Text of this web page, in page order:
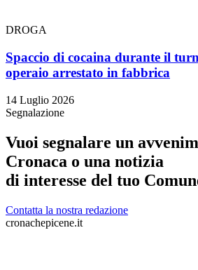
DROGA
Spaccio di cocaina durante il
operaio arrestato in fabbrica
14 Luglio 2026
Segnalazione
Vuoi segnalare un
Cronaca o una notizia
di interesse del tuo
Contatta la nostra redazione
cronachepicene.it